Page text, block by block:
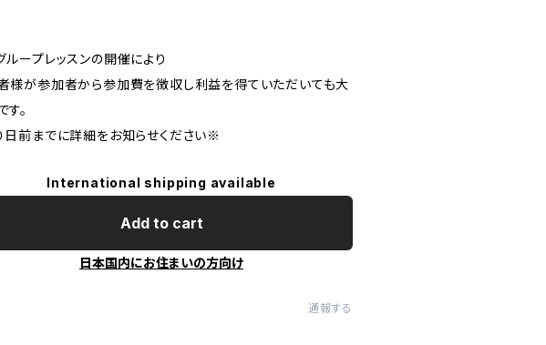
ループレッスンの開催により
様が参加者から参加費を徴収し利益を得ていただいても大
す。
日前までに詳細をお知らせください※
International shipping available
Add to cart
日本国内にお住まいの方向け
通報する